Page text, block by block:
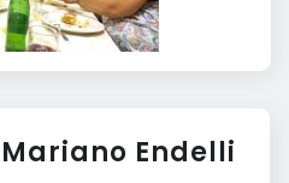
Mariano Endelli